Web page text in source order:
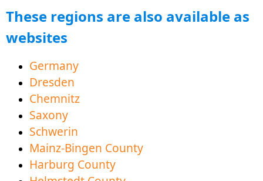
εργασίας
Τα κινούμενα βίντεο εξήγησης απευθείας σε
και εκμάθηση γερμανικών
Τώρα διατίθεται και στα πολωνικά και στα τσεχικά
για καλύτερη γειτνίαση
Ο τομέας των εκπαιδευτικών προσφορών βοηθά
στην επιτυχή εκμάθηση γλωσσών για καλύτερη
κατανόηση
Νέα περιφέρεια Vorpommern-Greifswald County
These regions are also available as
websites
Germany
Dresden
Chemnitz
Saxony
Schwerin
Mainz-Bingen County
Harburg County